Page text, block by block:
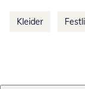
Kleider